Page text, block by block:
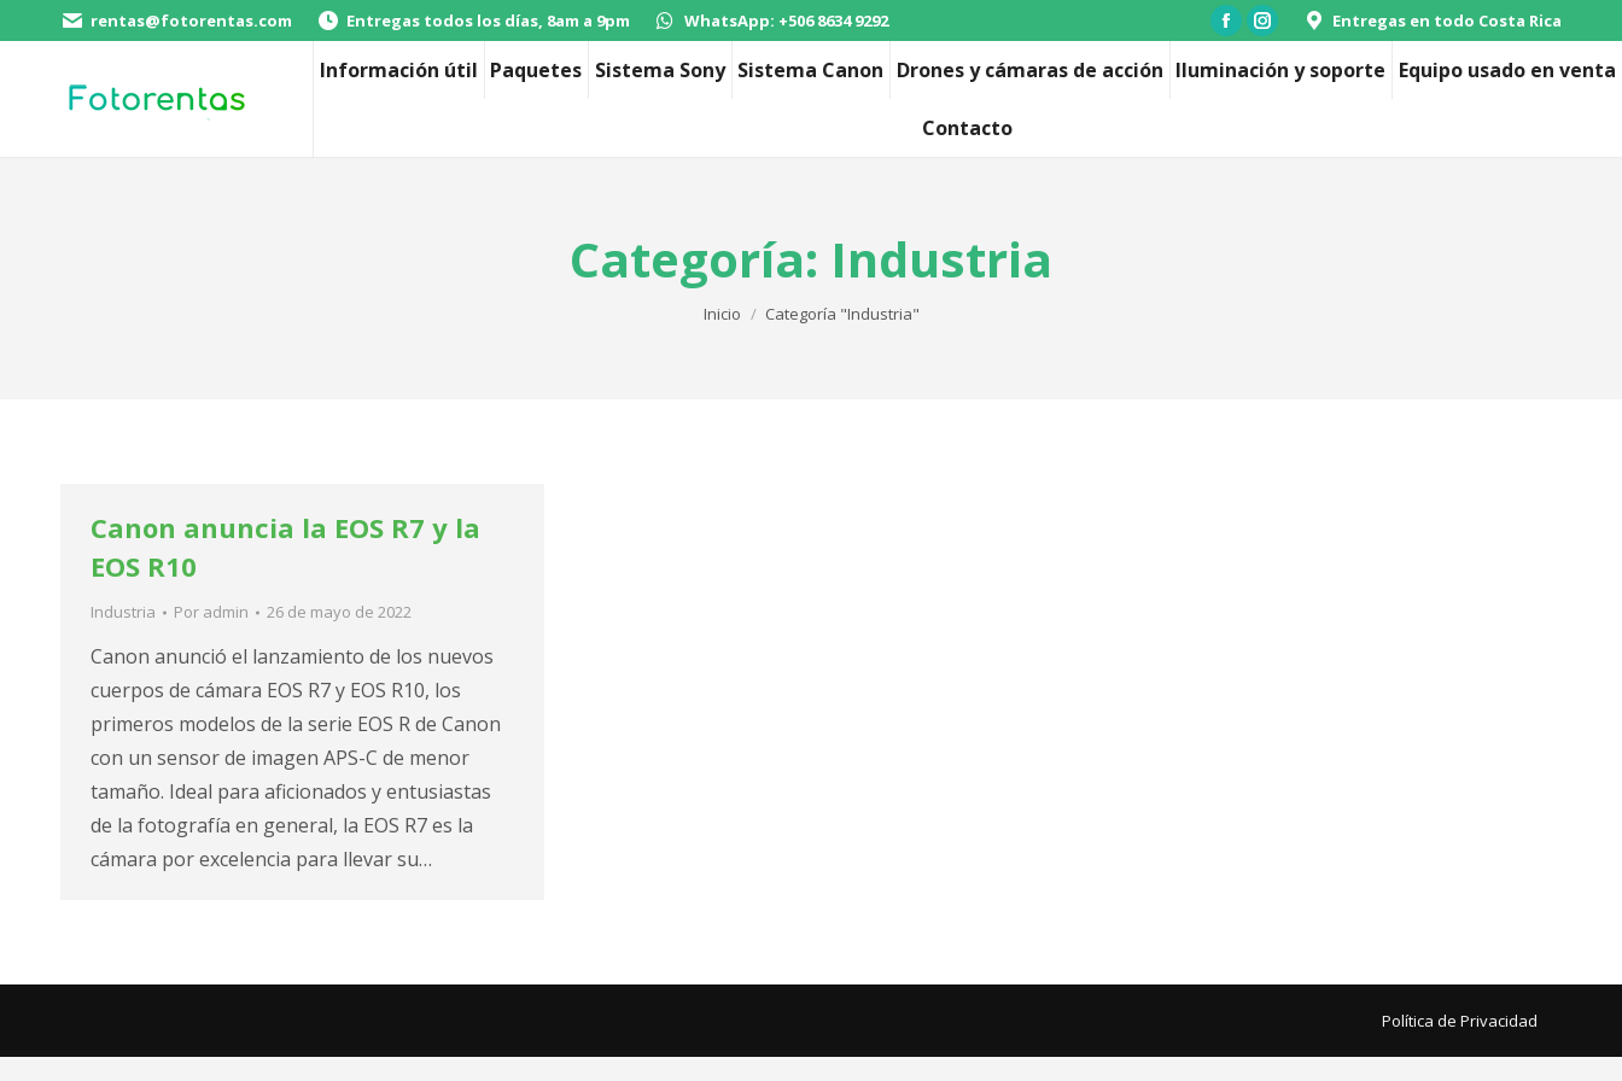
rentas@fotorentas.com Entregas todos los días, 8am a 9pm WhatsApp: +506 8634 9292
Facebook
page
Instagram
page
Entregas en todo Costa Rica
Información útil Paquetes Sistema Sony Sistema Canon Drones y cámaras de acción Iluminación y soporte Equipo usado en venta
Contacto
Categoría: Industria
Estás aquí:
Inicio Categoría "Industria"
Canon anuncia la EOS R7 y la
EOS R10
Industria Por admin 26 de mayo de 2022
Canon anunció el lanzamiento de los nuevos
cuerpos de cámara EOS R7 y EOS R10, los
primeros modelos de la serie EOS R de Canon
con un sensor de imagen APS-C de menor
tamaño. Ideal para aficionados y entusiastas
de la fotografía en general, la EOS R7 es la
cámara por excelencia para llevar su…
Política de Privacidad